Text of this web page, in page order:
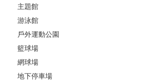
主題館
游泳館
戶外運動公園
籃球場
網球場
地下停車場